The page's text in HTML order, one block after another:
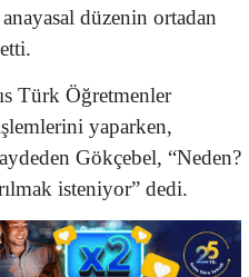
anayasal düzenin ortadan
Türk Öğretmenler
yaparken,
Gökçebel, “Neden?
isteniyor” dedi.